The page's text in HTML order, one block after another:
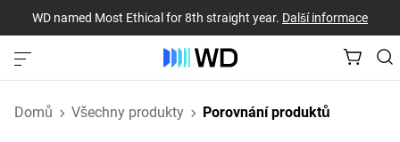
WD named Most Ethical for 8th straight year. Další informace
Domů Všechny produkty Porovnání produktů